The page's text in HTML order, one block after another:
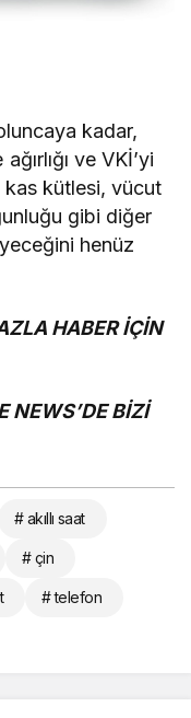
kadar,
ve VKİ’yi
kütlesi, vücut
gibi diğer
henüz
İÇİN
BİZİ
# akıllı saat
# çin
# telefon